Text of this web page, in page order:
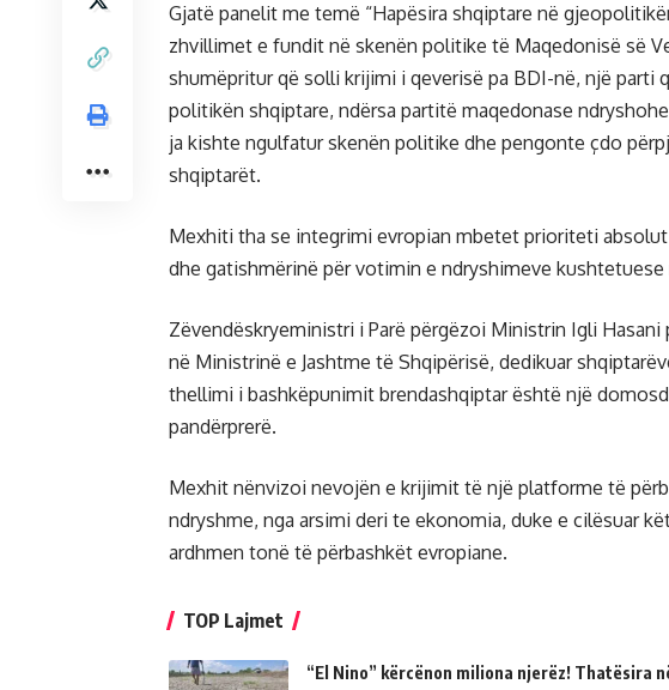
Gjatë panelit me temë “Hapësira shqiptare në
zhvillimet e fundit në skenën politike të Maqedonisë së
shumëpritur që solli krijimi i qeverisë pa BDI-në, një parti
politikën shqiptare, ndërsa partitë maqedonase
ja kishte ngulfatur skenën politike dhe pengonte çdo
shqiptarët.
Mexhiti tha se integrimi evropian mbetet prioriteti
dhe gatishmërinë për votimin e ndryshimeve
Zëvendëskryeministri i Parë përgëzoi Ministrin Igli
në Ministrinë e Jashtme të Shqipërisë, dedikuar
thellimi i bashkëpunimit brendashqiptar është një
pandërprerë.
Mexhit nënvizoi nevojën e krijimit të një platforme të
ndryshme, nga arsimi deri te ekonomia, duke e cilësuar
ardhmen tonë të përbashkët evropiane.
TOP Lajmet
“El Nino” kërcënon miliona njerëz! Thatësira